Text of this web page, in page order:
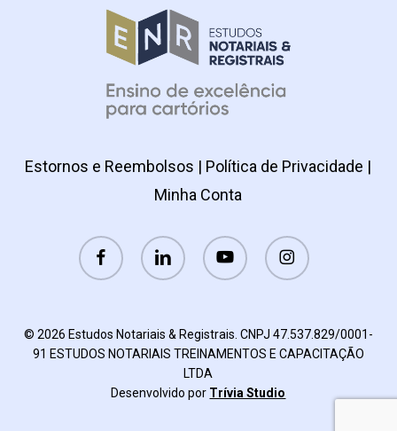
Estornos e Reembolsos | Política de Privacidade |
Minha Conta
facebook linkedin youtube instagram
© 2026 Estudos Notariais & Registrais. CNPJ 47.537.829/0001-
91 ESTUDOS NOTARIAIS TREINAMENTOS E CAPACITAÇÃO
LTDA
Desenvolvido por Trívia Studio